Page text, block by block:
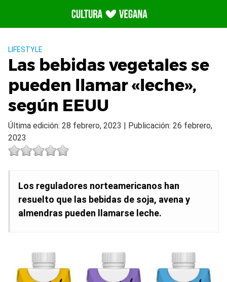
contenido
LIFESTYLE
Las bebidas vegetales se
pueden llamar «leche»,
según EEUU
Última edición: 28 febrero, 2023 | Publicación: 26 febrero,
2023
Los reguladores norteamericanos han
resuelto que las bebidas de soja, avena y
almendras pueden llamarse leche.